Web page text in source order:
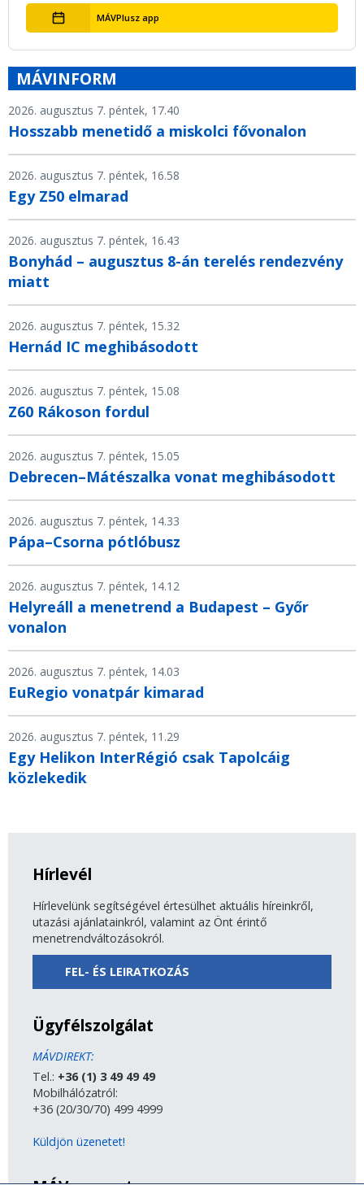
MÁVPlusz app
MÁVINFORM
2026. augusztus 7. péntek, 17.40
Hosszabb menetidő a miskolci fővonalon
2026. augusztus 7. péntek, 16.58
Egy Z50 elmarad
2026. augusztus 7. péntek, 16.43
Bonyhád – augusztus 8-án terelés rendezvény
miatt
2026. augusztus 7. péntek, 15.32
Hernád IC meghibásodott
2026. augusztus 7. péntek, 15.08
Z60 Rákoson fordul
2026. augusztus 7. péntek, 15.05
Debrecen–Mátészalka vonat meghibásodott
2026. augusztus 7. péntek, 14.33
Pápa–Csorna pótlóbusz
2026. augusztus 7. péntek, 14.12
Helyreáll a menetrend a Budapest – Győr
vonalon
2026. augusztus 7. péntek, 14.03
EuRegio vonatpár kimarad
2026. augusztus 7. péntek, 11.29
Egy Helikon InterRégió csak Tapolcáig
közlekedik
Hírlevél
Hírlevelünk segítségével értesülhet aktuális híreinkről,
utazási ajánlatainkról, valamint az Önt érintő
menetrendváltozásokról.
FEL- ÉS LEIRATKOZÁS
Ügyfélszolgálat
MÁVDIREKT:
Tel.: +36 (1) 3 49 49 49
Mobilhálózatról:
+36 (20/30/70) 499 4999
Küldjön üzenetet!